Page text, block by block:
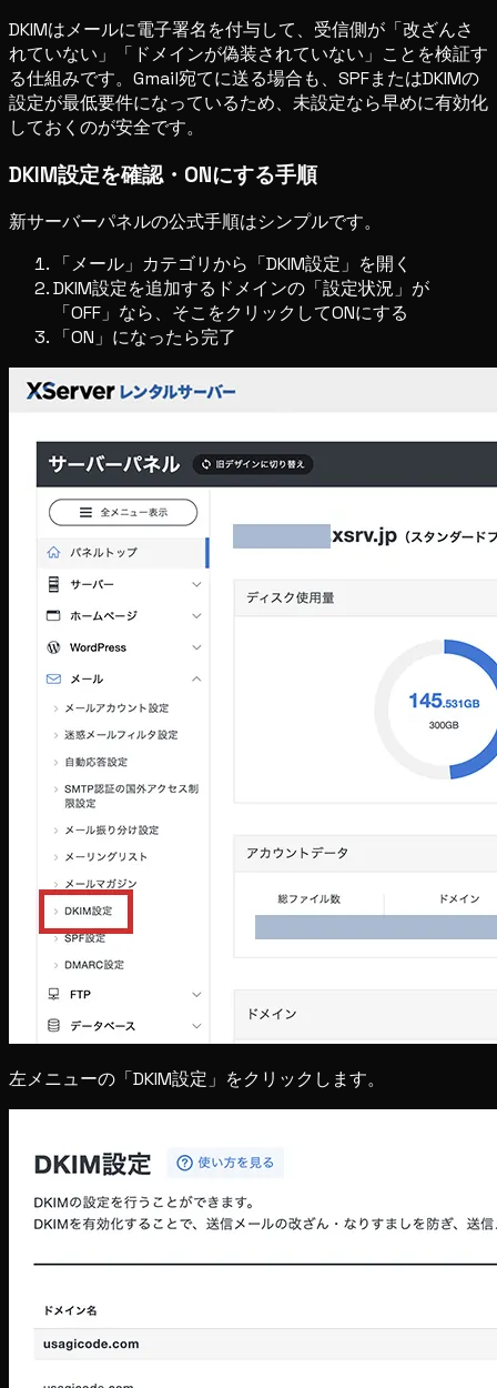
DKIMはメールに電子署名を付与して、受信側が「改ざんさ
れていない」「ドメインが偽装されていない」ことを検証す
る仕組みです。Gmail宛てに送る場合も、SPFまたはDKIMの
設定が最低要件になっているため、未設定なら早めに有効化
しておくのが安全です。
DKIM設定を確認・ONにする手順
新サーバーパネルの公式手順はシンプルです。
「メール」カテゴリから「DKIM設定」を開く
DKIM設定を追加するドメインの「設定状況」が
「OFF」なら、そこをクリックしてONにする
「ON」になったら完了
左メニューの「DKIM設定」をクリックします。